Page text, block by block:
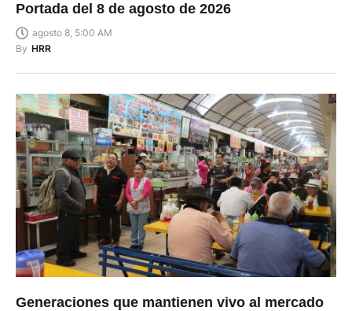
Portada del 8 de agosto de 2026
agosto 8, 5:00 AM
By HRR
Generaciones que mantienen vivo al mercado